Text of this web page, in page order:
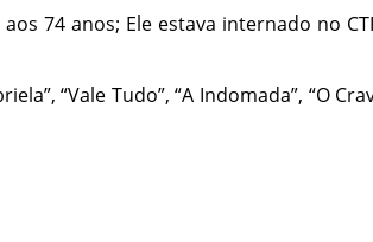
74 anos; Ele estava internado no
“Vale Tudo”, “A Indomada”, “O